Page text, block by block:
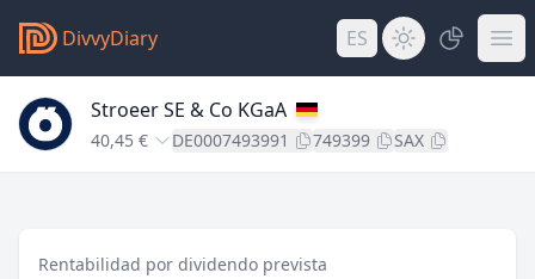
DivvyDiary ES
Stroeer SE & Co KGaA
40,45 € DE0007493991 749399 SAX
Rentabilidad por dividendo prevista